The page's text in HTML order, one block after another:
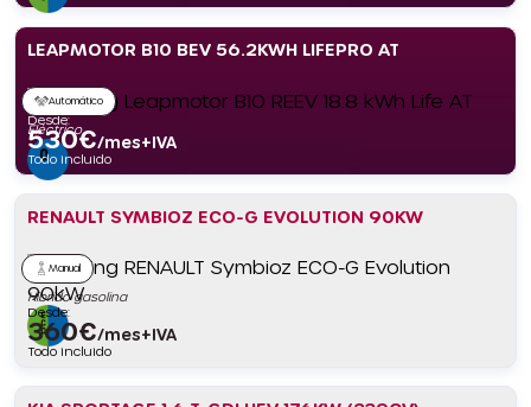
LEAPMOTOR B10 BEV 56.2KWH LIFEPRO AT
Automático
Eléctrico
Desde:
530€/mes+IVA
Todo incluido
RENAULT SYMBIOZ ECO-G EVOLUTION 90KW
Manual
Híbrido gasolina
Desde:
360€/mes+IVA
Todo incluido